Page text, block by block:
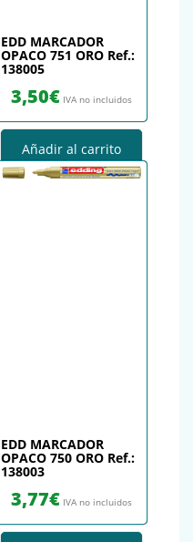
EDD MARCADOR
OPACO 751 ORO Ref.:
138005
3,50€ IVA no incluidos
Añadir al carrito
EDD MARCADOR
OPACO 750 ORO Ref.:
138003
3,77€ IVA no incluidos